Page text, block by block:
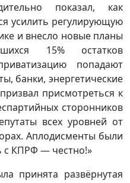
показал, как
усилить регулирующую
и внесло новые планы
15% остатков
попадают
банки, энергетические
присмотреться к
сторонников
всех уровней от
Аплодисменты были
с КПРФ — честно!»
принята развёрнутая